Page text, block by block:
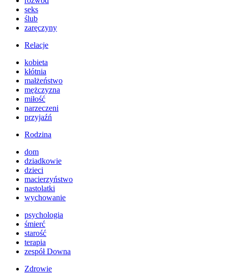
seks
ślub
zaręczyny
Relacje
kobieta
kłótnia
małżeństwo
mężczyzna
miłość
narzeczeni
przyjaźń
Rodzina
dom
dziadkowie
dzieci
macierzyństwo
nastolatki
wychowanie
psychologia
śmierć
starość
terapia
zespół Downa
Zdrowie